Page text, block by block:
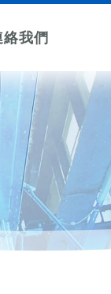
客製化標示
不銹鋼標
示客製
壓克力標
示客製
標籤產品
器/馬達
閥專用驅動器
閥專用馬達
絡我們